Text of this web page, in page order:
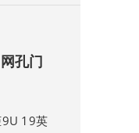
孔门
19英